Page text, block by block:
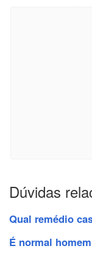
Dúvidas
Qual remédio
É normal